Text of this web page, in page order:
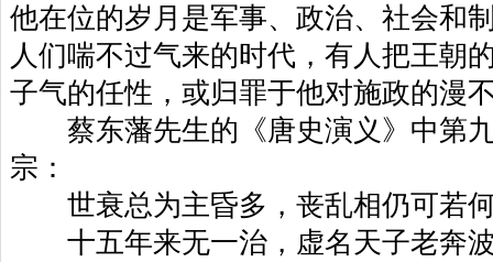
他在位的岁月是军事、政治、社会和
人们喘不过气来的时代，有人把王朝
子气的任性，或归罪于他对施政的漫
蔡东藩先生的《唐史演义》中第九
宗：
世衰总为主昏多，丧乱相仍可若
十五年来无一治，虚名天子老奔